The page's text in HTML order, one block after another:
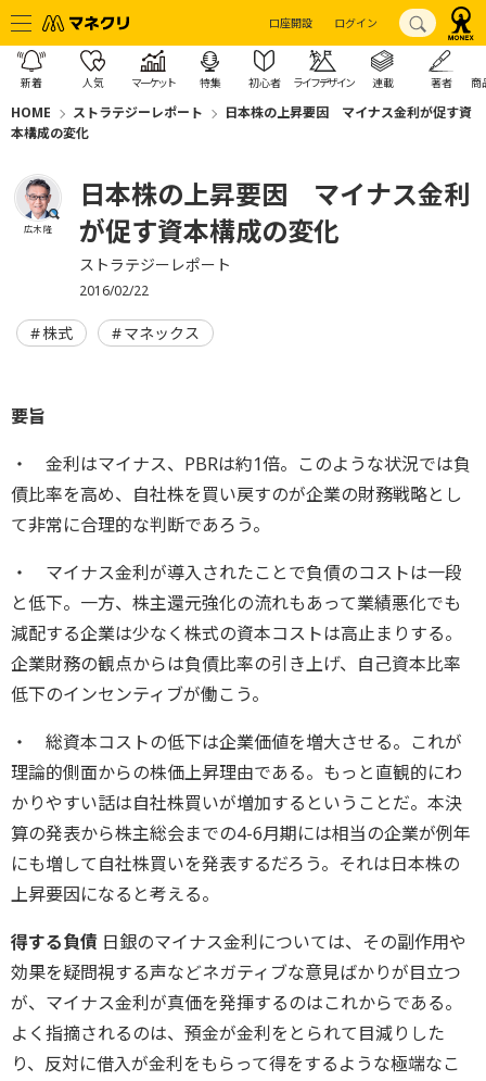
口座開設 ログイン
新着 人気 マーケット 特集 初心者 ライフデザイン 連載 著者 商
HOME ストラテジーレポート
日本株の上昇要因 マイナス金利が促す資
本構成の変化
広木 隆
日本株の上昇要因 マイナス金利
が促す資本構成の変化
ストラテジーレポート
2016/02/22
株式 マネックス
要旨
・ 金利はマイナス、PBRは約1倍。このような状況では負
債比率を高め、自社株を買い戻すのが企業の財務戦略とし
て非常に合理的な判断であろう。
・ マイナス金利が導入されたことで負債のコストは一段
と低下。一方、株主還元強化の流れもあって業績悪化でも
減配する企業は少なく株式の資本コストは高止まりする。
企業財務の観点からは負債比率の引き上げ、自己資本比率
低下のインセンティブが働こう。
・ 総資本コストの低下は企業価値を増大させる。これが
理論的側面からの株価上昇理由である。もっと直観的にわ
かりやすい話は自社株買いが増加するということだ。本決
算の発表から株主総会までの4-6月期には相当の企業が例年
にも増して自社株買いを発表するだろう。それは日本株の
上昇要因になると考える。
得する負債 日銀のマイナス金利については、その副作用や
効果を疑問視する声などネガティブな意見ばかりが目立つ
が、マイナス金利が真価を発揮するのはこれからである。
よく指摘されるのは、預金が金利をとられて目減りした
り、反対に借入が金利をもらって得をするような極端なこ